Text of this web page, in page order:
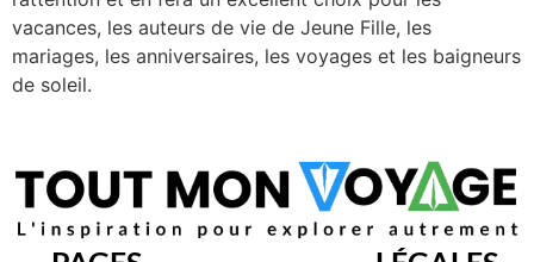
vacances, les auteurs de vie de Jeune Fille, les
mariages, les anniversaires, les voyages et les baigneurs
de soleil.